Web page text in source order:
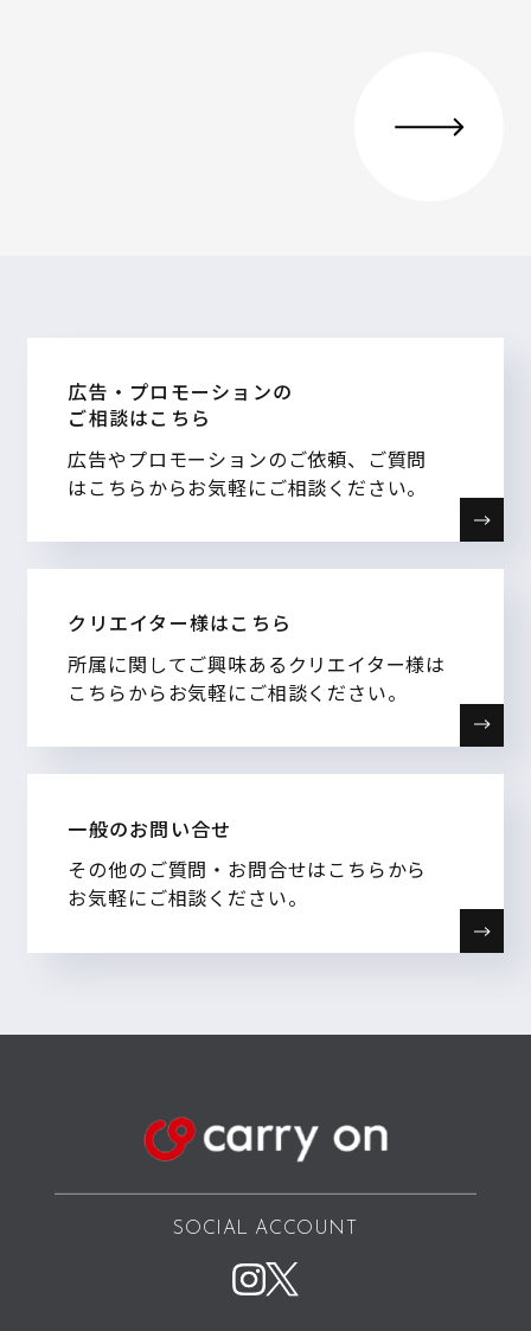
広告・プロモーションの
ご相談はこちら
広告やプロモーションのご依頼、ご質問
はこちらからお気軽にご相談ください。
クリエイター様はこちら
所属に関してご興味あるクリエイター様は
こちらからお気軽にご相談ください。
一般のお問い合せ
その他のご質問・お問合せはこちらから
お気軽にご相談ください。
SOCIAL ACCOUNT